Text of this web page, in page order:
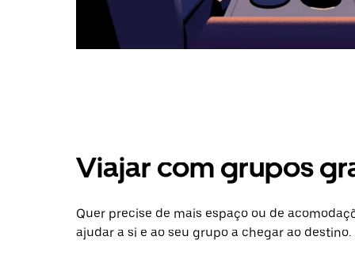
Viajar com grupos
Quer precise de mais espaço ou de
ajudar a si e ao seu grupo a chegar ao destino.